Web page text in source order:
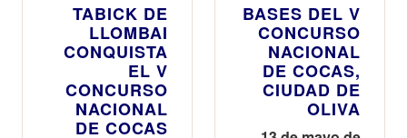
TABICK DE
LLOMBAI
CONQUISTA
EL V
CONCURSO
NACIONAL
DE COCAS
BASES DEL V
CONCURSO
NACIONAL
DE COCAS,
CIUDAD DE
OLIVA